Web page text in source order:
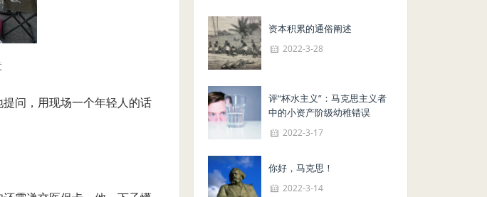
问，用现场一个年轻人的话
资本积累的通俗阐述
2022-3-28
评“杯水主义”：马克思主义者
中的小资产阶级幼稚错误
2022-3-17
你好，马克思！
2022-3-14